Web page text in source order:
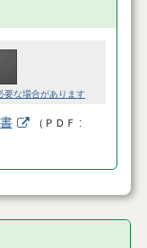
要な場合があります
（ ＰＤＦ